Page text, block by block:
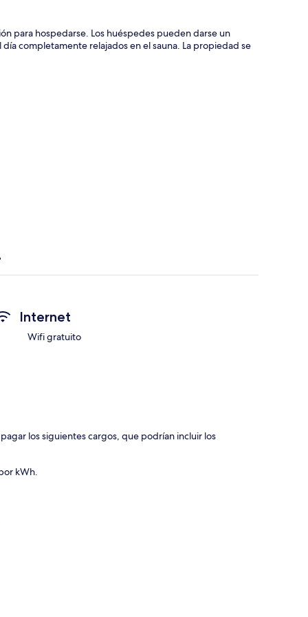
para hospedarse. Los huéspedes pueden darse un
completamente relajados en el sauna. La propiedad se
Internet
Wifi gratuito
los siguientes cargos, que podrían incluir los
kWh.